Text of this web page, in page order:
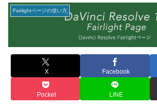
Fairlightページの使い方
X Facebook
Pocket LINE